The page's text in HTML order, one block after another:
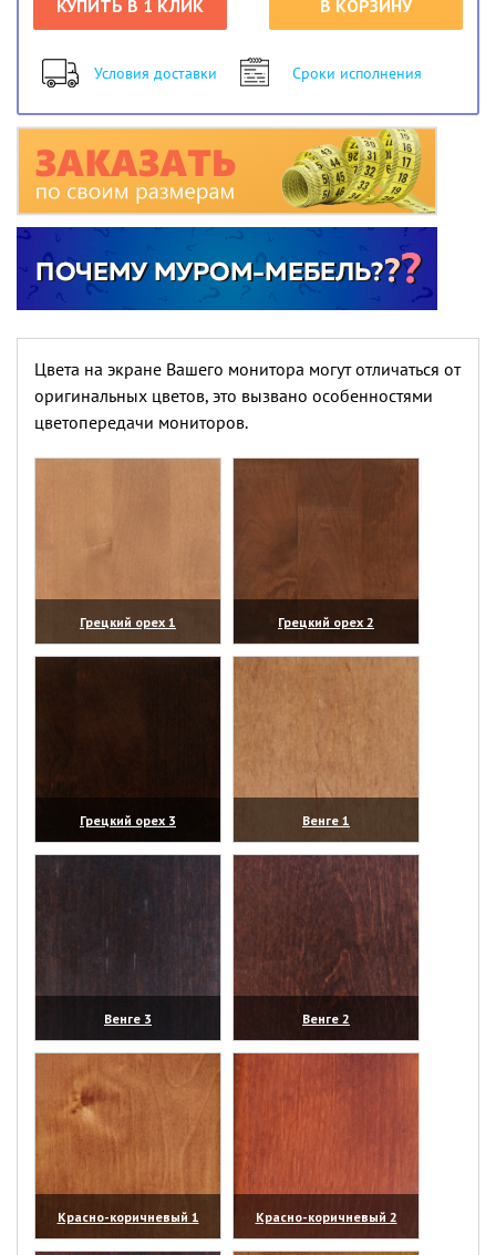
КУПИТЬ В 1 КЛИК В КОРЗИНУ
Условия доставки Сроки исполнения
Цвета на экране Вашего монитора могут отличаться от
оригинальных цветов, это вызвано особенностями
цветопередачи мониторов.
Грецкий орех 1
(увеличить)
Грецкий орех 2
(увеличить)
Грецкий орех 3
(увеличить)
Венге 1
(увеличить)
Венге 3
(увеличить)
Венге 2
(увеличить)
Красно-коричневый 1
(увеличить)
Красно-коричневый 2
(увеличить)